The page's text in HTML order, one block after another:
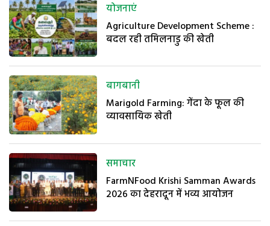
योजनाएं
Agriculture Development Scheme :
बदल रही तमिलनाडु की खेती
बागबानी
Marigold Farming: गेंदा के फूल की
व्यावसायिक खेती
समाचार
FarmNFood Krishi Samman Awards
2026 का देहरादून में भव्य आयोजन